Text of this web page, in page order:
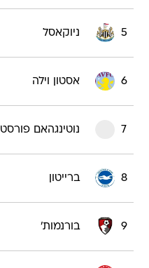
5 ניוקאסל
6 אסטון וילה
7 נוטינגהאם פורסט
8 ברייטון
9 בורנמות'